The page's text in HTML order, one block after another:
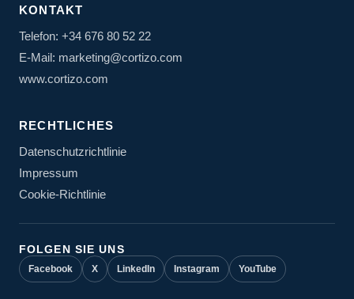
KONTAKT
Telefon: +34 676 80 52 22
E-Mail: marketing@cortizo.com
www.cortizo.com
RECHTLICHES
Datenschutzrichtlinie
Impressum
Cookie-Richtlinie
FOLGEN SIE UNS
Facebook X LinkedIn Instagram YouTube